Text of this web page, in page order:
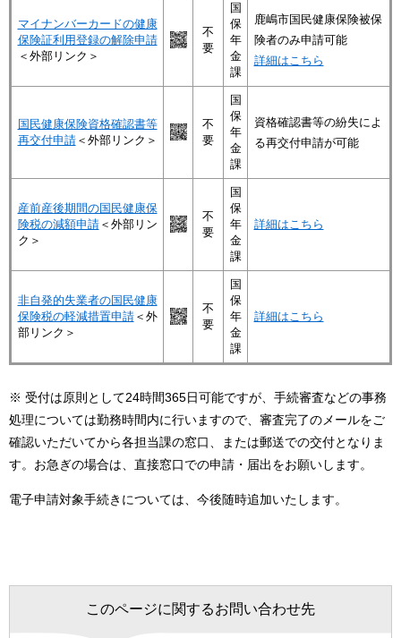
マイナンバーカードの健康
保険証利用登録の解除申請
＜外部リンク＞
不
要
国
保
年
金
課
鹿嶋市国民健康保険被保
険者のみ申請可能
詳細はこちら
国民健康保険資格確認書等
再交付申請＜外部リンク＞
不
要
国
保
年
金
課
資格確認書等の紛失によ
る再交付申請が可能
産前産後期間の国民健康保
険税の減額申請＜外部リン
ク＞
不
要
国
保
年
金
課
詳細はこちら
非自発的失業者の国民健康
保険税の軽減措置申請＜外
部リンク＞
不
要
国
保
年
金
課
詳細はこちら
※ 受付は原則として24時間365日可能ですが、手続審査などの事務
処理については勤務時間内に行いますので、審査完了のメールをご
確認いただいてから各担当課の窓口、または郵送での交付となりま
す。お急ぎの場合は、直接窓口での申請・届出をお願いします。
電子申請対象手続きについては、今後随時追加いたします。
このページに関するお問い合わせ先